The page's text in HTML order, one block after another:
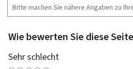
Wie bewerten Sie diese
Sehr schlecht